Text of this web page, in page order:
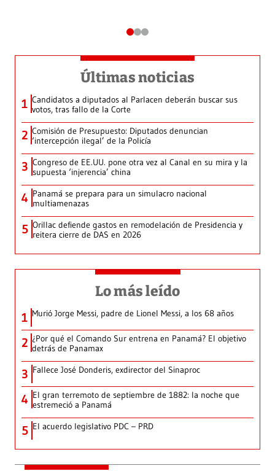
Últimas noticias
1 Candidatos a diputados al Parlacen deberán buscar sus
votos, tras fallo de la Corte
2 Comisión de Presupuesto: Diputados denuncian
‘intercepción ilegal’ de la Policía
3 Congreso de EE.UU. pone otra vez al Canal en su mira y la
supuesta ‘injerencia’ china
4 Panamá se prepara para un simulacro nacional
multiamenazas
5 Orillac defiende gastos en remodelación de Presidencia y
reitera cierre de DAS en 2026
Lo más leído
1 Murió Jorge Messi, padre de Lionel Messi, a los 68 años
2 ¿Por qué el Comando Sur entrena en Panamá? El objetivo
detrás de Panamax
3 Fallece José Donderis, exdirector del Sinaproc
4 El gran terremoto de septiembre de 1882: la noche que
estremeció a Panamá
5 El acuerdo legislativo PDC – PRD